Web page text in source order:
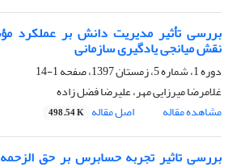
بررسی تأثیر مدیریت دانش بر عملکرد
نقش میانجی یادگیری سازمانی
دوره 1، شماره 5، زمستان 1397، صفحه
1-14
غلامرضا میرزایی مهر، علیرضا فضل زاده
مشاهده مقاله
اصل مقاله 498.54 K
بررسی تاثیر تجربه حسابرس بر حق